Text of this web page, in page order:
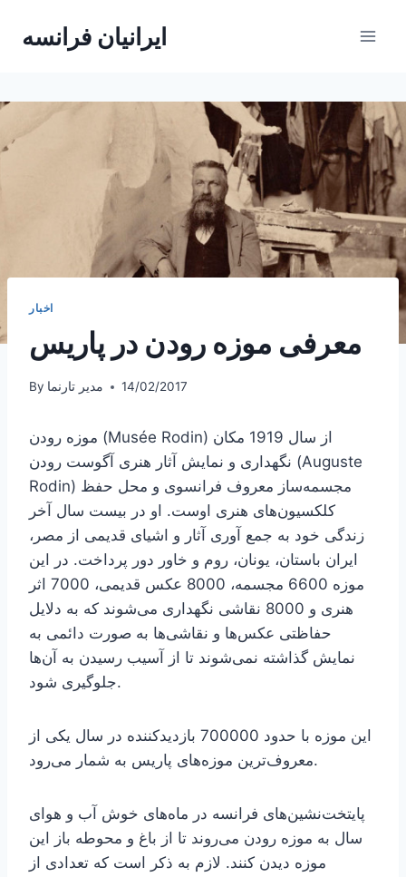
ایرانیان فرانسه
اخبار
معرفی موزه رودن در پاریس
By مدیر تارنما 14/02/2017
موزه رودن (Musée Rodin) از سال 1919 مکان
نگهداری و نمایش آثار هنری آگوست رودن (Auguste
Rodin) مجسمه‌ساز معروف فرانسوی و محل حفظ
کلکسیون‌های هنری اوست. او در بیست سال آخر
زندگی خود به جمع آوری آثار و اشیای قدیمی از مصر،
ایران باستان، یونان، روم و خاور دور پرداخت. در این
موزه 6600 مجسمه، 8000 عکس قدیمی، 7000 اثر
هنری و 8000 نقاشی نگهداری می‌شوند که به دلایل
حفاظتی عکس‌ها و نقاشی‌ها به صورت دائمی به
نمایش گذاشته نمی‌شوند تا از آسیب رسیدن به آن‌ها
جلوگیری شود.
این موزه با حدود 700000 بازدیدکننده در سال یکی از
معروف‌ترین موزه‌های پاریس به شمار می‌رود.
پایتخت‌نشین‌های فرانسه در ماه‌های خوش آب و هوای
سال به موزه رودن می‌روند تا از باغ و محوطه باز این
موزه دیدن کنند. لازم به ذکر است که تعدادی از